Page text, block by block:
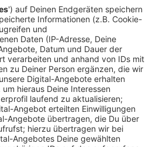
an der Brücke nötig ist
sind ein entscheidender
Sie sorgen dafür, dass sich die
Temperaturschwankungen
wieder zusammenziehen kann.
die Brücke bei Hitze oder